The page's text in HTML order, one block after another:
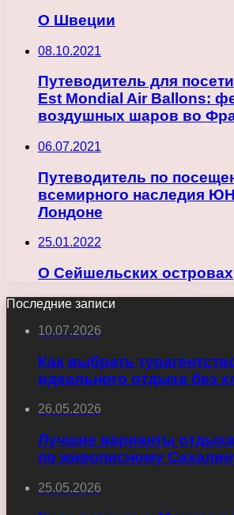
О Швеции
08.10.2021
Путеводитель для
Est Mondial Air Ballons:
воздушных шаров во
06.07.2021
Путеводитель по
всемирного наследия
Лондоне
25.01.2022
О Сейшельских островах
Последние записи
10.07.2026
Как выбрать
идеального отдыха без
26.05.2026
Лучшие варианты
по живописному
25.05.2026